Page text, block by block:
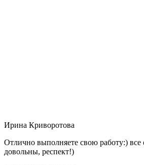
Ирина Криворотова
Отлично выполняете свою работу:) все
довольны, респект!)